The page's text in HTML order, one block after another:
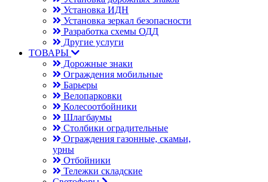
Установка ИДН
Установка зеркал безопасности
Разработка схемы ОДД
Другие услуги
ТОВАРЫ
Дорожные знаки
Ограждения мобильные
Барьеры
Велопарковки
Колесоотбойники
Шлагбаумы
Столбики оградительные
Ограждения газонные, скамьи,
урны
Отбойники
Тележки складские